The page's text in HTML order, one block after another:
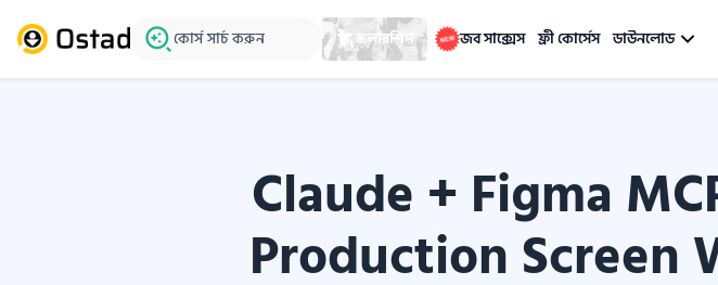
কোর্স সার্চ করুন স্কলারশিপ জব সাক্সেস ফ্রী কোর্সেস ডাউনলোড
Claude + Figma
Production Screen